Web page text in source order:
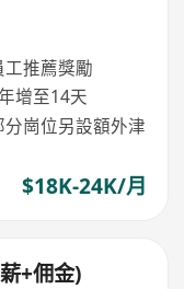
推薦獎勵
增至14天
崗位另設額外津
$18K-24K/月
+佣金)